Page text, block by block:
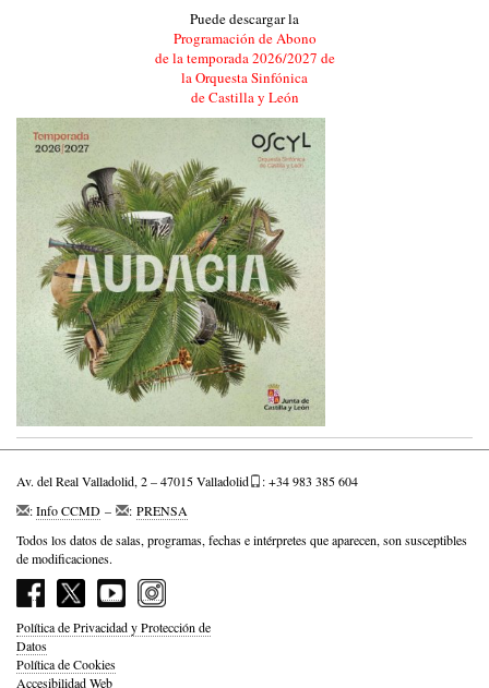
T
O
S
Puede descargar la
Programación de Abono
de la temporada 2026/2027 de
la Orquesta Sinfónica
de Castilla y León
Av. del Real Valladolid, 2 – 47015 Valladolid
: +34 983 385 604
:Info CCMD – : PRENSA
Todos los datos de salas, programas, fechas e intérpretes que aparecen, son susceptibles
de modificaciones.
Política de Privacidad y Protección de
Datos
Política de Cookies
Accesibilidad Web